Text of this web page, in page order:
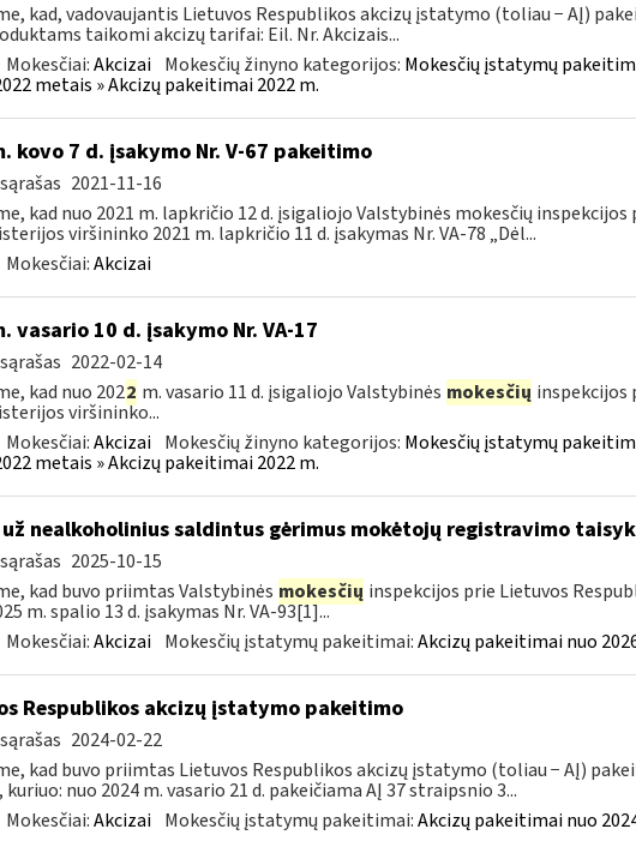
kad, vadovaujantis Lietuvos Respublikos akcizų įstatymo (toliau − AĮ)
taikomi akcizų tarifai: Eil. Nr. Akcizais...
Mokesčiai:Akcizai Mokesčių žinyno kategorijos: Mokesčių įstatymų
metais » Akcizų pakeitimai 2022 m.
kovo 7 d. įsakymo Nr. V-67 pakeitimo
2021-11-16
kad nuo 2021 m. lapkričio 12 d. įsigaliojo Valstybinės mokesčių
viršininko 2021 m. lapkričio 11 d. įsakymas Nr. VA-78 „Dėl...
Mokesčiai:Akcizai
vasario 10 d. įsakymo Nr. VA-17
2022-02-14
kad nuo 2022 m. vasario 11 d. įsigaliojo Valstybinės mokesčių inspekcijos
viršininko...
Mokesčiai:Akcizai Mokesčių žinyno kategorijos: Mokesčių įstatymų
metais » Akcizų pakeitimai 2022 m.
už nealkoholinius saldintus gėrimus mokėtojų registravimo
2025-10-15
kad buvo priimtas Valstybinės mokesčių inspekcijos prie Lietuvos
m. spalio 13 d. įsakymas Nr. VA-93[1]...
Mokesčiai:Akcizai Mokesčių įstatymų pakeitimai:Akcizų pakeitimai nuo
Respublikos akcizų įstatymo pakeitimo
2024-02-22
kad buvo priimtas Lietuvos Respublikos akcizų įstatymo (toliau − AĮ)
nuo 2024 m. vasario 21 d. pakeičiama AĮ 37 straipsnio 3...
Mokesčiai:Akcizai Mokesčių įstatymų pakeitimai:Akcizų pakeitimai nuo